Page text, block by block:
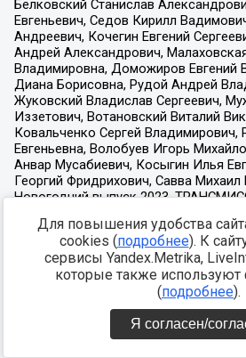
Для повышения удобства
cookies (подробнее). К
сервисы Yandex.Metrika,
которые также
(подробнее).
Я согласен/